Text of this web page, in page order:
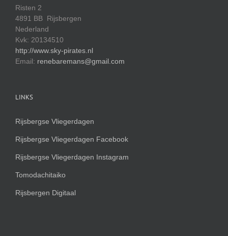
Risten 2
4891 BB Rijsbergen
Nederland
Kvk: 20134510
http://www.sky-pirates.nl
Email: renebaremans@gmail.com
LINKS
Rijsbergse Vliegerdagen
Rijsbergse Vliegerdagen Facebook
Rijsbergse Vliegerdagen Instagram
Tomodachitaiko
Rijsbergen Digitaal